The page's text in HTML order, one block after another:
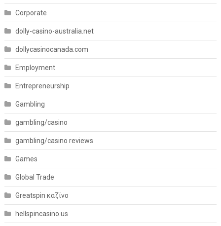
Corporate
dolly-casino-australia.net
dollycasinocanada.com
Employment
Entrepreneurship
Gambling
gambling/casino
gambling/casino reviews
Games
Global Trade
Greatspin καζίνο
hellspincasino.us